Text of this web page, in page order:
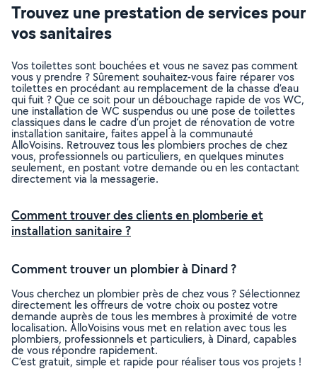
Trouvez une prestation de services pour
vos sanitaires
Vos toilettes sont bouchées et vous ne savez pas comment
vous y prendre ? Sûrement souhaitez-vous faire réparer vos
toilettes en procédant au remplacement de la chasse d’eau
qui fuit ? Que ce soit pour un débouchage rapide de vos WC,
une installation de WC suspendus ou une pose de toilettes
classiques dans le cadre d’un projet de rénovation de votre
installation sanitaire, faites appel à la communauté
AlloVoisins. Retrouvez tous les plombiers proches de chez
vous, professionnels ou particuliers, en quelques minutes
seulement, en postant votre demande ou en les contactant
directement via la messagerie.
Comment trouver des clients en plomberie et
installation sanitaire ?
Comment trouver un plombier à Dinard ?
Vous cherchez un plombier près de chez vous ? Sélectionnez
directement les offreurs de votre choix ou postez votre
demande auprès de tous les membres à proximité de votre
localisation. AlloVoisins vous met en relation avec tous les
plombiers, professionnels et particuliers, à Dinard, capables
de vous répondre rapidement.
C’est gratuit, simple et rapide pour réaliser tous vos projets !